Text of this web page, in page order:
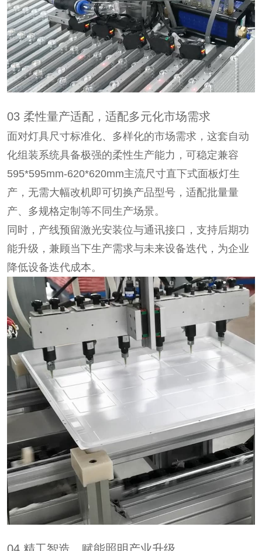
03 柔性量产适配，适配多元化市场需求
面对灯具尺寸标准化、多样化的市场需求，这套自动
化组装系统具备极强的柔性生产能力，可稳定兼容
595*595mm-620*620mm主流尺寸直下式面板灯生
产，无需大幅改机即可切换产品型号，适配批量量
产、多规格定制等不同生产场景。
同时，产线预留激光安装位与通讯接口，支持后期功
能升级，兼顾当下生产需求与未来设备迭代，为企业
降低设备迭代成本。